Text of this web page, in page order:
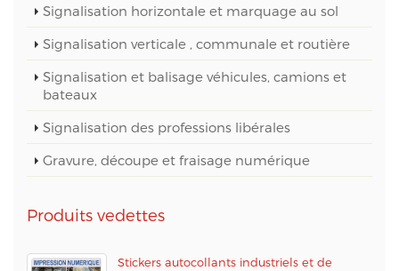
Signalisation horizontale et marquage au sol
Signalisation verticale , communale et routière
Signalisation et balisage véhicules, camions et
bateaux
Signalisation des professions libérales
Gravure, découpe et fraisage numérique
Produits vedettes
Stickers autocollants industriels et de